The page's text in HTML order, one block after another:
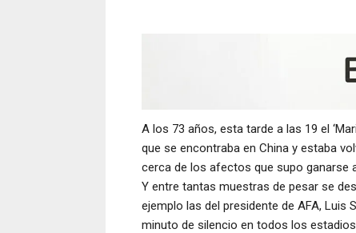
A los 73 años, esta tarde a las 19 el
que se encontraba en China y estaba
cerca de los afectos que supo ganarse
Y entre tantas muestras de pesar se
ejemplo las del presidente de AFA, Luis
minuto de silencio en todos los